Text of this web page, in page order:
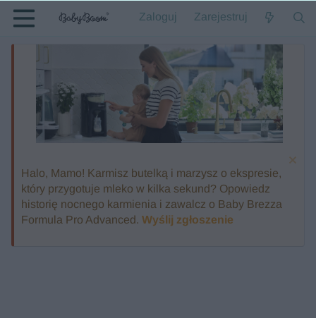
Zaloguj Zarejestruj
Halo, Mamo! Karmisz butelką i marzysz o ekspresie,
który przygotuje mleko w kilka sekund? Opowiedz
historię nocnego karmienia i zawalcz o Baby Brezza
Formula Pro Advanced. Wyślij zgłoszenie